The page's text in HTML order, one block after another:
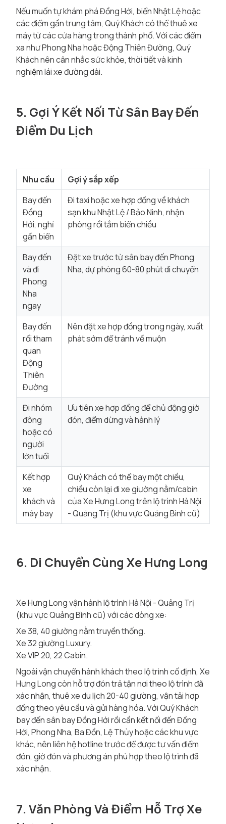
Nếu muốn tự khám phá Đồng Hới, biển Nhật Lệ hoặc
các điểm gần trung tâm, Quý Khách có thể thuê xe
máy từ các cửa hàng trong thành phố. Với các điểm
xa như Phong Nha hoặc Động Thiên Đường, Quý
Khách nên cân nhắc sức khỏe, thời tiết và kinh
nghiệm lái xe đường dài.
5. Gợi Ý Kết Nối Từ Sân Bay Đến
Điểm Du Lịch
Nhu cầu
Gợi ý sắp xếp
Bay đến
Đồng
Hới, nghỉ
gần biển
Đi taxi hoặc xe hợp đồng về khách
sạn khu Nhật Lệ / Bảo Ninh, nhận
phòng rồi tắm biển chiều
Bay đến
và đi
Phong
Nha
ngay
Đặt xe trước từ sân bay đến Phong
Nha, dự phòng 60-80 phút di chuyển
Bay đến
rồi tham
quan
Động
Thiên
Đường
Nên đặt xe hợp đồng trong ngày, xuất
phát sớm để tránh về muộn
Đi nhóm
đông
hoặc có
người
lớn tuổi
Ưu tiên xe hợp đồng để chủ động giờ
đón, điểm dừng và hành lý
Kết hợp
xe
khách và
máy bay
Quý Khách có thể bay một chiều,
chiều còn lại đi xe giường nằm/cabin
của Xe Hưng Long trên lộ trình Hà Nội
- Quảng Trị (khu vực Quảng Bình cũ)
6. Di Chuyển Cùng Xe Hưng Long
Xe Hưng Long vận hành lộ trình Hà Nội - Quảng Trị
(khu vực Quảng Bình cũ) với các dòng xe:
Xe 38, 40 giường nằm truyền thống.
Xe 32 giường Luxury.
Xe VIP 20, 22 Cabin.
Ngoài vận chuyển hành khách theo lộ trình cố định, Xe
Hưng Long còn hỗ trợ đón trả tận nơi theo lộ trình đã
xác nhận, thuê xe du lịch 20-40 giường, vận tải hợp
đồng theo yêu cầu và gửi hàng hóa. Với Quý Khách
bay đến sân bay Đồng Hới rồi cần kết nối đến Đồng
Hới, Phong Nha, Ba Đồn, Lệ Thủy hoặc các khu vực
khác, nên liên hệ hotline trước để được tư vấn điểm
đón, giờ đón và phương án phù hợp theo lộ trình đã
xác nhận.
7. Văn Phòng Và Điểm Hỗ Trợ Xe